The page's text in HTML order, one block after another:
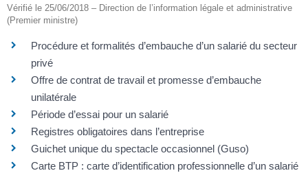
Vérifié le 25/06/2018 – Direction de l’information légale et administrative
(Premier ministre)
Procédure et formalités d’embauche d’un salarié du secteur
privé
Offre de contrat de travail et promesse d’embauche
unilatérale
Période d’essai pour un salarié
Registres obligatoires dans l’entreprise
Guichet unique du spectacle occasionnel (Guso)
Carte BTP : carte d’identification professionnelle d’un salarié